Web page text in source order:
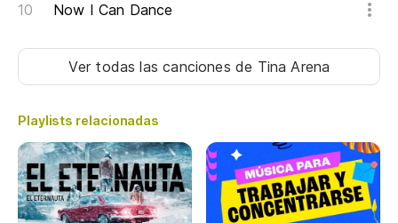
Now I Can Dance
Ver todas las canciones de Tina Arena
Playlists relacionadas